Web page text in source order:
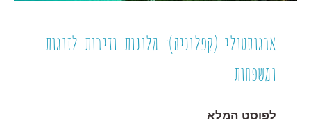
ארגוסטולי (קפלוניה): מלונות ודירות לזוגות
ומשפחות
לפוסט המלא